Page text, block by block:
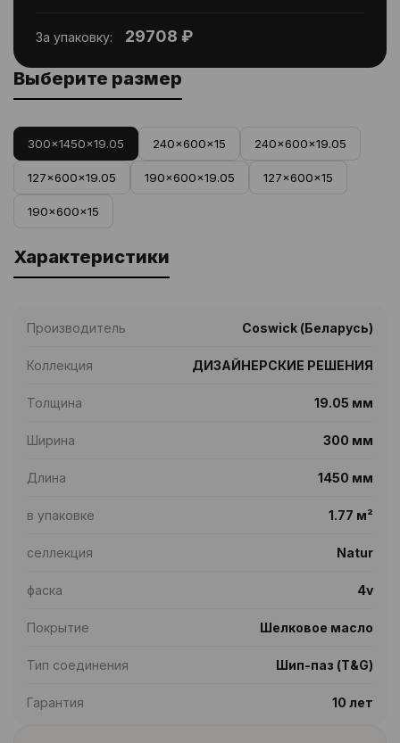
За упаковку: 29708 ₽
Выберите размер
300x1450x19.05 240x600x15 240x600x19.05
127x600x19.05 190x600x19.05 127x600x15
190x600x15
Характеристики
Производитель Coswick (Беларусь)
Коллекция ДИЗАЙНЕРСКИЕ РЕШЕНИЯ
Толщина 19.05 мм
Ширина 300 мм
Длина 1450 мм
в упаковке 1.77 м²
селлекция Natur
фаска 4v
Покрытие Шелковое масло
Тип соединения Шип-паз (T&G)
Гарантия 10 лет